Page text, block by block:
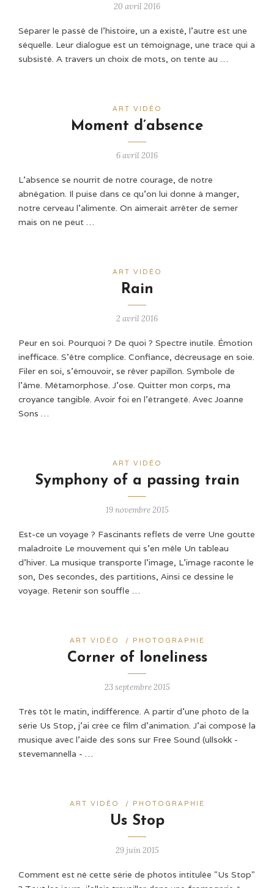
20 avril 2016
Séparer le passé de l’histoire, un a existé, l’autre est une
séquelle. Leur dialogue est un témoignage, une trace qui a
subsisté. A travers un choix de mots, on tente au …
ART VIDÉO
Moment d’absence
6 avril 2016
L’absence se nourrit de notre courage, de notre
abnégation. Il puise dans ce qu’on lui donne à manger,
notre cerveau l’alimente. On aimerait arrêter de semer
mais on ne peut …
ART VIDÉO
Rain
2 avril 2016
Peur en soi. Pourquoi ? De quoi ? Spectre inutile. Émotion
inefficace. S'être complice. Confiance, décreusage en soie.
Filer en soi, s'émouvoir, se rêver papillon. Symbole de
l'âme. Métamorphose. J'ose. Quitter mon corps, ma
croyance tangible. Avoir foi en l'étrangeté. Avec Joanne
Sons …
ART VIDÉO
Symphony of a passing train
19 novembre 2015
Est-ce un voyage ? Fascinants reflets de verre Une goutte
maladroite Le mouvement qui s’en mêle Un tableau
d’hiver. La musique transporte l’image, L’image raconte le
son, Des secondes, des partitions, Ainsi ce dessine le
voyage. Retenir son souffle …
ART VIDÉO / PHOTOGRAPHIE
Corner of loneliness
23 septembre 2015
Très tôt le matin, indifférence. A partir d'une photo de la
série Us Stop, j'ai crée ce film d'animation. J'ai composé la
musique avec l'aide des sons sur Free Sound (ullsokk -
stevemannella - …
ART VIDÉO / PHOTOGRAPHIE
Us Stop
29 juin 2015
Comment est né cette série de photos intitulée "Us Stop"